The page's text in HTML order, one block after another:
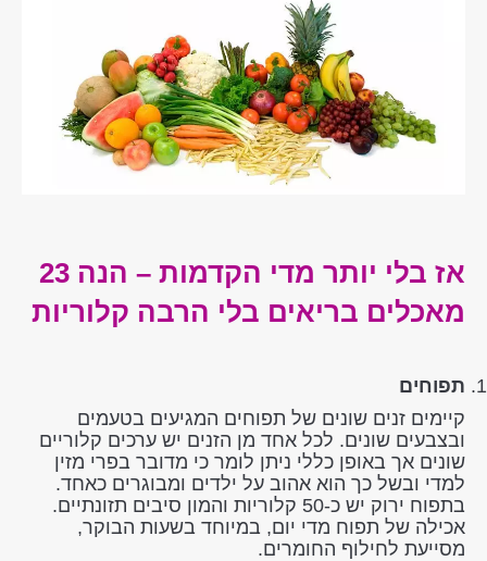
אז בלי יותר מדי הקדמות – הנה 23
מאכלים בריאים בלי הרבה קלוריות
תפוחים
קיימים זנים שונים של תפוחים המגיעים בטעמים
ובצבעים שונים. לכל אחד מן הזנים יש ערכים קלוריים
שונים אך באופן כללי ניתן לומר כי מדובר בפרי מזין
למדי ובשל כך הוא אהוב על ילדים ומבוגרים כאחד.
בתפוח ירוק יש כ-50 קלוריות והמון סיבים תזונתיים.
אכילה של תפוח מדי יום, במיוחד בשעות הבוקר,
מסייעת לחילוף החומרים.